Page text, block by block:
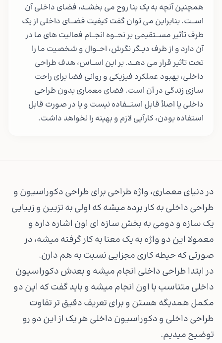
همچنین آنچه به یک بنا روح می بخشــد، فضای داخلی آن
اســـت. بنابراین می توان گفت کیفیت فضـــای داخلی از یک
طرف تأثیر مســـتقیمی بر نحـــوه انجـــام فعالیت های ما در
آن دارد و از طرف دیـــگر نگرش، احـــوال و شخصیت ما را
تحت تأثیر قرار می دهـــد. بر این اســاس، هدف طراحی
داخلی، بهبود عملکرد فیزیکی و روانی فضا برای راحت
سازی زندگی در آن است. فضای معماری بدون طراحی
داخلی یا اصلاً قابل استــــفاده نیست و یا در صورت قابل
استفاده بودن، کارآیی لازم و بهینه را نخواهد داشت.
در دنیای معماری، واژه طراحی برای طراحی دکوراسیون و
طراحی داخلی به کار برده میشه که اولی به تزیین و زیبایی
یک سازه و دومی به بخش سازه ای اون اشاره داره و
معمولا این دو واژه به یک معنا به کار گرفته میشه، در
صورتی که حیطه کاری مجزایی نسبت به هم دارن.
در ابتدا طراحی داخلی انجام میشه و بعدش دکوراسیون
داخلی متناسب با اون انجام میشه و باید گفت که این دو
مکمل همدیگه هستن و برای تعریف دقیق تر تفاوت
طراحی داخلی و دکوراسیون داخلی هر یک از این دو رو
توضیح میدیم.